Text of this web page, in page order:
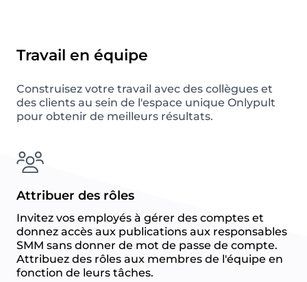
Travail en équipe
Construisez votre travail avec des collègues et
des clients au sein de l'espace unique Onlypult
pour obtenir de meilleurs résultats.
Attribuer des rôles
Invitez vos employés à gérer des comptes et
donnez accès aux publications aux responsables
SMM sans donner de mot de passe de compte.
Attribuez des rôles aux membres de l'équipe en
fonction de leurs tâches.